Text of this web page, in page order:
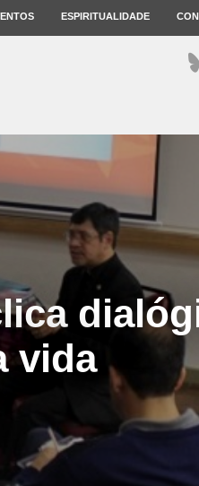
ESPIRITUALIDADE
vida